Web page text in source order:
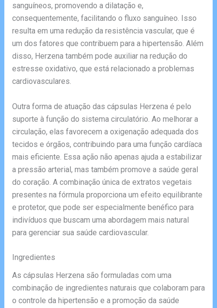
sanguíneos, promovendo a dilatação e,
consequentemente, facilitando o fluxo sanguíneo. Isso
resulta em uma redução da resistência vascular, que é
um dos fatores que contribuem para a hipertensão. Além
disso, Herzena também pode auxiliar na redução do
estresse oxidativo, que está relacionado a problemas
cardiovasculares.
Outra forma de atuação das cápsulas Herzena é pelo
suporte à função do sistema circulatório. Ao melhorar a
circulação, elas favorecem a oxigenação adequada dos
tecidos e órgãos, contribuindo para uma função cardíaca
mais eficiente. Essa ação não apenas ajuda a estabilizar
a pressão arterial, mas também promove a saúde geral
do coração. A combinação única de extratos vegetais
presentes na fórmula proporciona um efeito equilibrante
e protetor, que pode ser especialmente benéfico para
indivíduos que buscam uma abordagem mais natural
para gerenciar sua saúde cardiovascular.
Ingredientes
As cápsulas Herzena são formuladas com uma
combinação de ingredientes naturais que colaboram para
o controle da hipertensão e a promoção da saúde